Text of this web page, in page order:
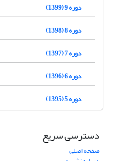
دوره 9 (1399)
دوره 8 (1398)
دوره 7 (1397)
دوره 6 (1396)
دوره 5 (1395)
دسترسی سریع
صفحه اصلی